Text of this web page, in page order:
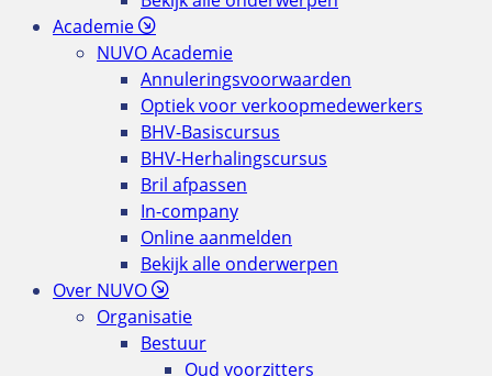
Academie
NUVO Academie
Annuleringsvoorwaarden
Optiek voor verkoopmedewerkers
BHV-Basiscursus
BHV-Herhalingscursus
Bril afpassen
In-company
Online aanmelden
Bekijk alle onderwerpen
Over NUVO
Organisatie
Bestuur
Oud voorzitters